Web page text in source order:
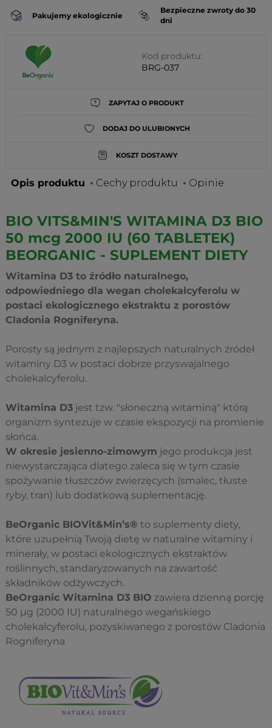
Pakujemy ekologicznie
Bezpieczne zwroty do 30
dni
Kod produktu:
BRG-037
ZAPYTAJ O PRODUKT
DODAJ DO ULUBIONYCH
KOSZT DOSTAWY
Opis produktu Cechy produktu Opinie
BIO VITS&MIN'S WITAMINA D3 BIO
50 mcg 2000 IU (60 TABLETEK)
BEORGANIC - SUPLEMENT DIETY
Witamina D3 to źródło naturalnego,
odpowiedniego dla wegan cholekalcyferolu w
postaci ekologicznego ekstraktu z porostów
Cladonia Rogniferyna.
Porosty są jednym z najlepszych naturalnych źródeł
witaminy D3 w postaci dobrze przyswajalnego
cholekalcyferolu.
Witamina D3 jest tzw. "słoneczną witaminą" którą
organizm syntezuje w czasie ekspozycji na promienie
słońca.
W okresie jesienno-zimowym jego produkcja jest
niewystarczająca dlatego zaleca się w tym czasie
spożywanie tłuszczów zwierzęcych (smalec, tłuste
ryby, tran) lub dodatkową suplementację.
BeOrganic BIOVit&Min’s® to suplementy diety,
które uzupełnią Twoją dietę w naturalne witaminy i
minerały, w postaci ekologicznych ekstraktów
roślinnych, standaryzowanych na zawartość
składników odżywczych.
BeOrganic Witamina D3 BIO zawiera dzienną porcję
50 µg (2000 IU) naturalnego wegańskiego
cholekalcyferolu, pozyskiwanego z porostów Cladonia
Rogniferyna